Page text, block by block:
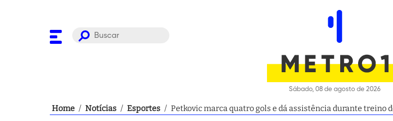
Sábado, 08 de agosto de 2026
Home / Notícias / Esportes / Petkovic marca quatro gols e dá assistência durante treino